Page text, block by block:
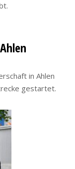
in Ahlen
gestartet.